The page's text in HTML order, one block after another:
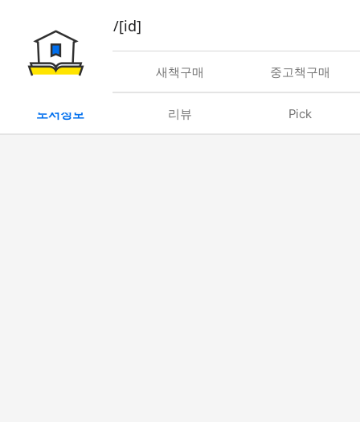
book/rent/[id]
대여 새책구매 중고책구매
도서정보 리뷰 Pick